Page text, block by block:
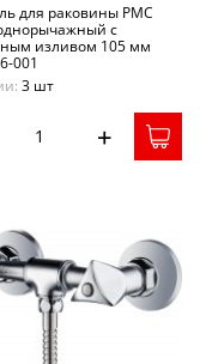
для раковины РМС
с
изливом 105 мм
001
3 шт
+